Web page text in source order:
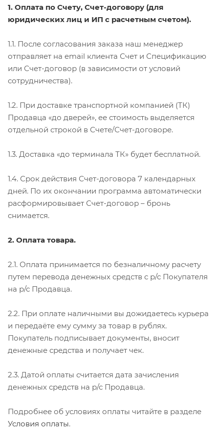
1. Оплата по Счету, Счет-договору (для
юридических лиц и ИП с расчетным счетом).
1.1. После согласования заказа наш менеджер
отправляет на email клиента Счет и Спецификацию
или Счет-договор (в зависимости от условий
сотрудничества).
1.2. При доставке транспортной компанией (ТК)
Продавца «до дверей», ее стоимость выделяется
отдельной строкой в Счете/Счет-договоре.
1.3. Доставка «до терминала ТК» будет бесплатной.
1.4. Срок действия Счет-договора 7 календарных
дней. По их окончании программа автоматически
расформировывает Счет-договор – бронь
снимается.
2. Оплата товара.
2.1. Оплата принимается по безналичному расчету
путем перевода денежных средств с р/с Покупателя
на р/с Продавца.
2.2. При оплате наличными вы дожидаетесь курьера
и передаёте ему сумму за товар в рублях.
Покупатель подписывает документы, вносит
денежные средства и получает чек.
2.3. Датой оплаты считается дата зачисления
денежных средств на р/с Продавца.
Подробнее об условиях оплаты читайте в разделе
Условия оплаты.